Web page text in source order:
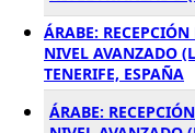
ÁRABE:
NIVEL AVANZADO
TENERIFE, ESPAÑA
ÁRABE: